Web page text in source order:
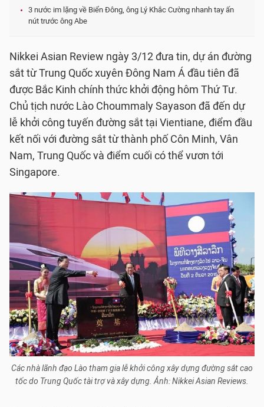
3 nước im lặng về Biển Đông, ông Lý Khắc Cường nhanh tay ấn
nút trước ông Abe
Nikkei Asian Review ngày 3/12 đưa tin, dự án đường
sắt từ Trung Quốc xuyên Đông Nam Á đầu tiên đã
được Bắc Kinh chính thức khởi động hôm Thứ Tư.
Chủ tịch nước Lào Choummaly Sayason đã đến dự
lễ khởi công tuyến đường sắt tại Vientiane, điểm đầu
kết nối với đường sắt từ thành phố Côn Minh, Vân
Nam, Trung Quốc và điểm cuối có thể vươn tới
Singapore.
Các nhà lãnh đạo Lào tham gia lễ khởi công xây dựng đường sắt cao
tốc do Trung Quốc tài trợ và xây dựng. Ảnh: Nikkei Asian Reviews.